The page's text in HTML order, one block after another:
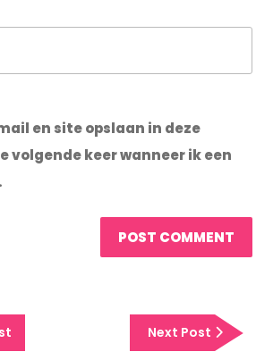
en site opslaan in deze
volgende keer wanneer ik een
Post
Next Post
Next
Post